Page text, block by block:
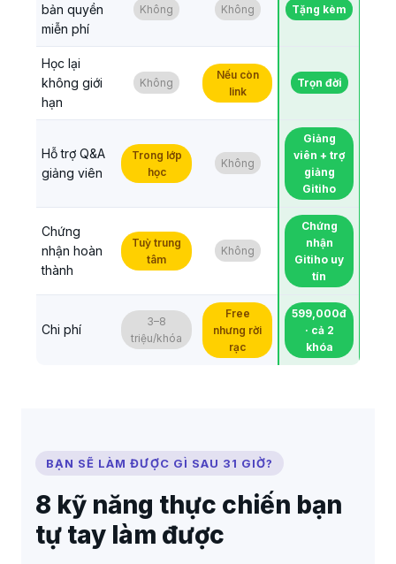
bản quyền
miễn phí
Không Không Tặng kèm
Học lại
không giới
hạn
Không
Nếu còn
link
Trọn đời
Hỗ trợ Q&A
giảng viên
Trong lớp
học
Không
Giảng
viên + trợ
giảng
Gitiho
Chứng
nhận hoàn
thành
Tuỳ trung
tâm
Không
Chứng
nhận
Gitiho uy
tín
Chi phí
3–8
triệu/khóa
Free
nhưng rời
rạc
599,000đ
· cả 2
khóa
BẠN SẼ LÀM ĐƯỢC GÌ SAU 31 GIỜ?
8 kỹ năng thực chiến bạn
tự tay làm được